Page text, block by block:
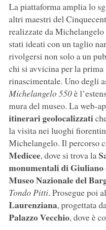
La piattaforma amplia lo
altri maestri del
realizzate da
stati ideati con un taglio
rivolgersi non solo a un
chi si avvicina per la
rinascimentale. Uno degli
Michelangelo 550è
mura del museo. La web-
itinerari geolocalizzati
la visita nei luoghi
Michelangelo. Il percorso
Medicee, dove si trova la
monumentali di Giuliano
Museo Nazionale del
Tondo Pitti. Prosegue poi
Laurenziana, progettata
Palazzo Vecchio, dove è